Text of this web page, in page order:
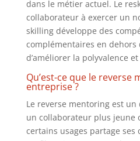
dans le métier actuel. Le
collaborateur à exercer un
skilling développe des
complémentaires en
d’améliorer la polyvalence
Qu’est-ce que le reverse
entreprise ?
Le reverse mentoring est
un collaborateur plus jeune
certains usages partage ses